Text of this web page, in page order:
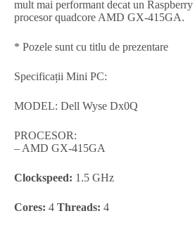
mult mai performant decat un
procesor quadcore AMD GX-415GA.
* Pozele sunt cu titlu de prezentare
Specificații Mini PC:
MODEL: Dell Wyse Dx0Q
PROCESOR:
– AMD GX-415GA
Clockspeed: 1.5 GHz
Cores: 4 Threads: 4